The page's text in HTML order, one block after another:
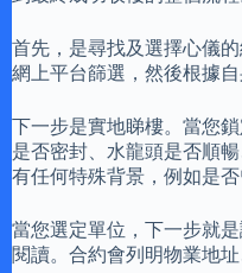
首先，是尋找及選擇心儀
網上平台篩選，然後根據
下一步是實地睇樓。當您
是否密封、水龍頭是否順
有任何特殊背景，例如是
當您選定單位，下一步就
閱讀。合約會列明物業地